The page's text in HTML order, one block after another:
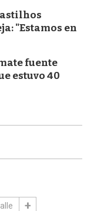
"Estamos en
fuente
estuvo 40